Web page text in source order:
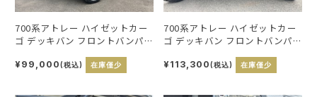
700系アトレー ハイゼットカー
ゴ デッキバン フロントバンパ
¥99,000(税込) 在庫僅少
700系アトレー ハイゼットカー
ゴ デッキバン フロントバンパ
ト付
¥113,300(税込) 在庫僅少